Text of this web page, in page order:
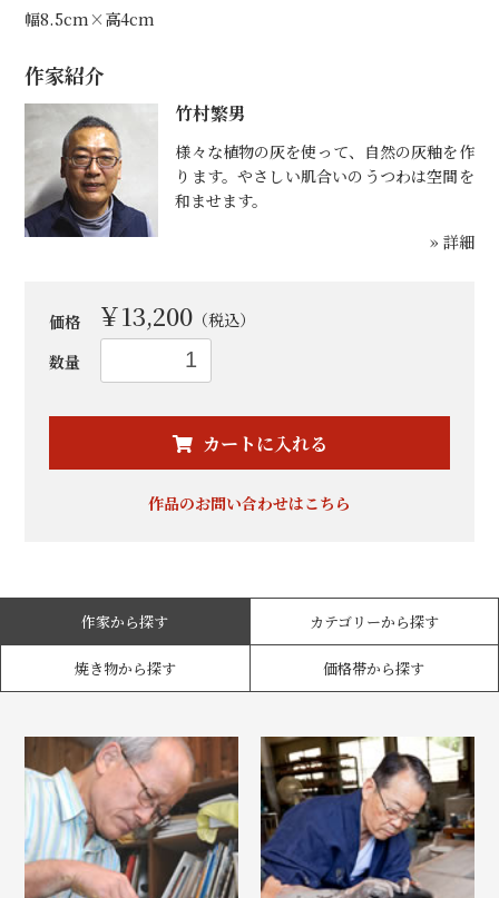
幅8.5cm×高4cm
作家紹介
竹村繁男
様々な植物の灰を使って、自然の灰釉を作
ります。やさしい肌合いのうつわは空間を
和ませます。
» 詳細
価格 ￥13,200 （税込）
数量
カートに入れる
お買い物を続ける カートへ進む
作品のお問い合わせはこちら
作家から探す カテゴリーから探す
焼き物から探す 価格帯から探す